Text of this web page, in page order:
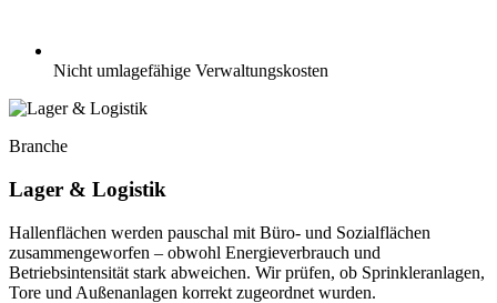
Nicht umlagefähige Verwaltungskosten
Branche
Lager & Logistik
Hallenflächen werden pauschal mit Büro- und Sozialflächen
zusammengeworfen – obwohl Energieverbrauch und
Betriebsintensität stark abweichen. Wir prüfen, ob Sprinkleranlagen,
Tore und Außenanlagen korrekt zugeordnet wurden.